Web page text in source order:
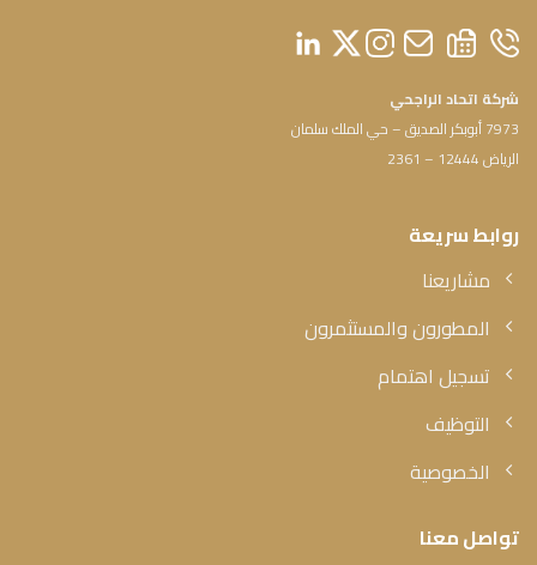
شركة اتحاد الراجحي
7973 أبوبكر الصديق – حي الملك سلمان
الرياض 12444 – 2361
روابط سريعة
مشاريعنا
المطورون والمستثمرون
تسجيل اهتمام
التوظيف
الخصوصية
تواصل معنا